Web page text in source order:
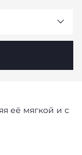
её мягкой и с